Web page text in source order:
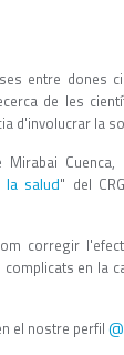
entre dones
de les
d'involucrar la
salud" del
corregir
en la
el nostre perfil